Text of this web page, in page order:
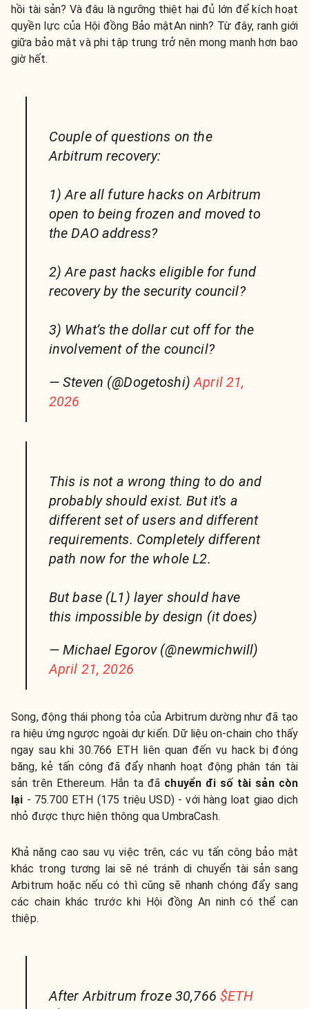
hồi tài sản? Và đâu là ngưỡng thiệt hại đủ lớn để kích hoạt
quyền lực của Hội đồng Bảo mậtAn ninh? Từ đây, ranh giới
giữa bảo mật và phi tập trung trở nên mong manh hơn bao
giờ hết.
Couple of questions on the
Arbitrum recovery:
1) Are all future hacks on Arbitrum
open to being frozen and moved to
the DAO address?
2) Are past hacks eligible for fund
recovery by the security council?
3) What’s the dollar cut off for the
involvement of the council?
— Steven (@Dogetoshi)April 21,
2026
This is not a wrong thing to do and
probably should exist. But it's a
different set of users and different
requirements. Completely different
path now for the whole L2.
But base (L1) layer should have
this impossible by design (it does)
— Michael Egorov (@newmichwill)
April 21, 2026
Song, động thái phong tỏa của Arbitrum dường như đã tạo
ra hiệu ứng ngược ngoài dự kiến. Dữ liệu on-chain cho thấy
ngay sau khi 30.766 ETH liên quan đến vụ hack bị đóng
băng, kẻ tấn công đã đẩy nhanh hoạt động phân tán tài
sản trên Ethereum. Hắn ta đã chuyển đi số tài sản còn
lại - 75.700 ETH (175 triệu USD) - với hàng loạt giao dịch
nhỏ được thực hiện thông qua UmbraCash.
Khả năng cao sau vụ việc trên, các vụ tấn công bảo mật
khác trong tương lai sẽ né tránh di chuyển tài sản sang
Arbitrum hoặc nếu có thì cũng sẽ nhanh chóng đẩy sang
các chain khác trước khi Hội đồng An ninh có thể can
thiệp.
After Arbitrum froze 30,766 $ETH